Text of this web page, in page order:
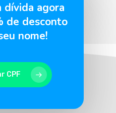
dívida agora
de desconto
nome!
CPF